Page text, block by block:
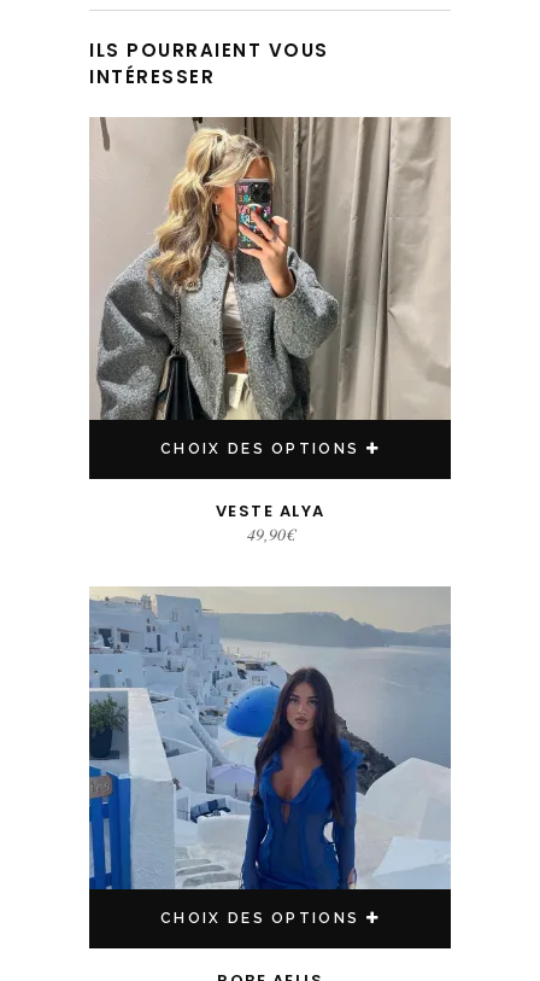
ILS POURRAIENT VOUS
INTÉRESSER
CHOIX DES OPTIONS
Ce produit a plusieurs variations. Les options peuvent être choisies sur la page du produit
VESTE ALYA
49,90€
CHOIX DES OPTIONS
Ce produit a plusieurs variations. Les options peuvent être choisies sur la page du produit